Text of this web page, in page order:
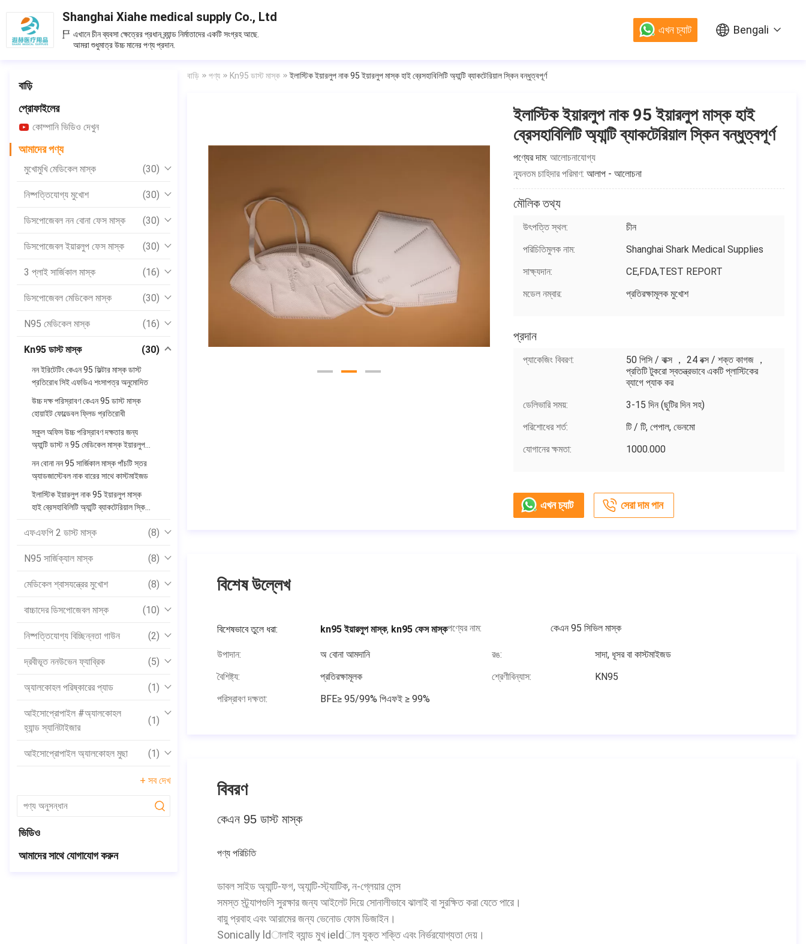
Shanghai Xiahe medical supply Co., Ltd
এখানে চীন ব্যবসা ক্ষেত্রের প্রধান ব্র্যান্ড নির্মাতাদের একটি সংগ্রহ আছে.
আমরা শুধুমাত্র উচ্চ মানের পণ্য প্রদান.
Bengali
এখন চ্যাট
বাড়ি
প্রোফাইলের
কোম্পানি ভিডিও দেখুন
আমাদের পণ্য
মুখোমুখি মেডিকেল মাস্ক (30)
নিষ্পত্তিযোগ্য মুখোশ (30)
ডিসপোজেবল নন বোনা ফেস মাস্ক (30)
ডিসপোজেবল ইয়ারলুপ ফেস মাস্ক (30)
3 প্লাই সার্জিকাল মাস্ক (16)
ডিসপোজেবল মেডিকেল মাস্ক (30)
N95 মেডিকেল মাস্ক (16)
Kn95 ডাস্ট মাস্ক (30)
নন ইরিটেটিং কেএন 95 ফিল্টার মাস্ক ডাস্ট
প্রতিরোধ সিই এফডিএ শংসাপত্র অনুমোদিত
উচ্চ দক্ষ পরিস্রাবণ কেএন 95 ডাস্ট মাস্ক
হোয়াইট ফোল্ডেবল ফ্লিড প্রতিরোধী
স্কুল অফিস উচ্চ পরিস্রাবণ দক্ষতার জন্য
অ্যান্টি ডাস্ট ন 95 মেডিকেল মাস্ক ইয়ারলুপ
নন বোনা নন 95 সার্জিকাল মাস্ক পাঁচটি স্তর
অ্যাডজাস্টেবল নাক বারের সাথে কাস্টমাইজড
ইলাস্টিক ইয়ারলুপ নাক 95 ইয়ারলুপ মাস্ক
হাই ব্রেসহাবিলিটি অ্যান্টি ব্যাকটেরিয়াল স্কিন
এফএফপি 2 ডাস্ট মাস্ক (8)
N95 সার্জিক্যাল মাস্ক (8)
মেডিকেল শ্বাসযন্ত্রের মুখোশ (8)
বাচ্চাদের ডিসপোজেবল মাস্ক (10)
নিষ্পত্তিযোগ্য বিচ্ছিন্নতা গাউন (2)
দ্রবীভূত ননউভেন ফ্যাব্রিক (5)
অ্যালকোহল পরিষ্কারের প্যাড (1)
আইসোপ্রোপাইল #অ্যালকোহল
হ্যান্ড স্যানিটাইজার
(1)
আইসোপ্রোপাইল অ্যালকোহল মুছা (1)
+ সব দেখ
submit
ভিডিও
আমাদের সাথে যোগাযোগ করুন
বাড়ি পণ্য Kn95 ডাস্ট মাস্ক ইলাস্টিক ইয়ারলুপ নাক 95 ইয়ারলুপ মাস্ক হাই ব্রেসহাবিলিটি অ্যান্টি ব্যাকটেরিয়াল স্কিন বন্ধুত্বপূর্ণ
ইলাস্টিক ইয়ারলুপ নাক 95 ইয়ারলুপ মাস্ক হাই
ব্রেসহাবিলিটি অ্যান্টি ব্যাকটেরিয়াল স্কিন বন্ধুত্বপূর্ণ
পণ্যের দাম: আলোচনাযোগ্য
ন্যূনতম চাহিদার পরিমাণ: আলাপ - আলোচনা
মৌলিক তথ্য
উৎপত্তি স্থল:
চীন
পরিচিতিমুলক নাম:
Shanghai Shark Medical Supplies
সাক্ষ্যদান:
CE,FDA,TEST REPORT
মডেল নম্বার:
প্রতিরক্ষামূলক মুখোশ
প্রদান
প্যাকেজিং বিবরণ:
50 পিসি / বাক্স ， 24 বক্স / শক্ত কাগজ ，
প্রতিটি টুকরো স্বতন্ত্রভাবে একটি প্লাস্টিকের
ব্যাগে প্যাক কর
ডেলিভারি সময়:
3-15 দিন (ছুটির দিন সহ)
পরিশোধের শর্ত:
টি / টি, পেপাল, ভেনমো
যোগানের ক্ষমতা:
1000.000
এখন চ্যাট সেরা দাম পান
বিশেষ উল্লেখ
বিশেষভাবে তুলে ধরা: kn95 ইয়ারলুপ মাস্ক, kn95 ফেস মাস্কপণ্যের নাম: কেএন 95 সিভিল মাস্ক
উপাদান: অ বোনা আমদানি রঙ:
সাদা, ধূসর বা কাস্টমাইজড
বৈশিষ্ট্য:
প্রতিরক্ষামূলক শ্রেণীবিন্যাস:
KN95
পরিস্রাবণ দক্ষতা:
BFE≥ 95/99% পিএফই ≥ 99%
বিবরণ
কেএন 95 ডাস্ট মাস্ক
পণ্য পরিচিতি
ডাবল সাইড অ্যান্টি-ফগ, অ্যান্টি-স্ট্যাটিক, ন-গ্লেয়ার লেন্স
সমস্ত স্ট্র্যাপগুলি সুরক্ষার জন্য আইলেট দিয়ে সোনালীভাবে ঝালাই বা সুরক্ষিত করা যেতে পারে।
বায়ু প্রবাহ এবং আরামের জন্য ভেনোড ফোম ডিজাইন।
Sonically ldালাই ব্যান্ড মুখ ieldাল যুক্ত শক্তি এবং নির্ভরযোগ্যতা দেয়।